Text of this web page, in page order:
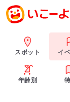
スポット イ
年齢別